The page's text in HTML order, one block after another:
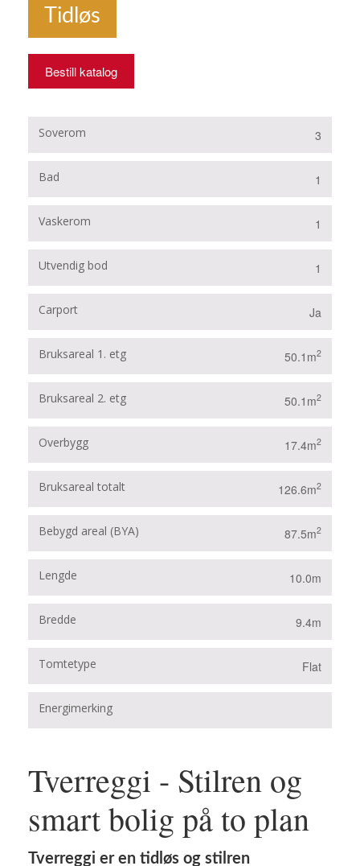
Tidløs
Bestill katalog
Soverom 3
Bad 1
Vaskerom 1
Utvendig bod 1
Carport Ja
Bruksareal 1. etg 50.1m2
Bruksareal 2. etg 50.1m2
Overbygg 17.4m2
Bruksareal totalt 126.6m2
Bebygd areal (BYA) 87.5m2
Lengde 10.0m
Bredde 9.4m
Tomtetype Flat
Energimerking
Tverreggi - Stilren og
smart bolig på to plan
Tverreggi er en tidløs og stilren